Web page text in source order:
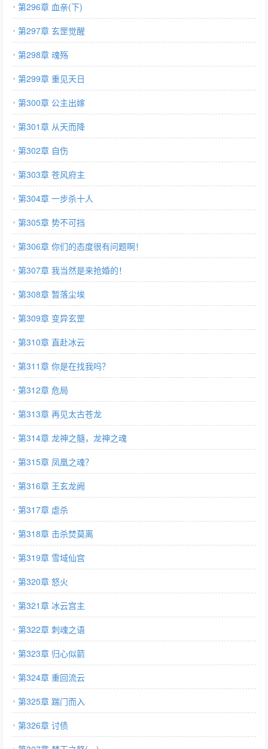
第296章 血亲(下)
第297章 玄罡觉醒
第298章 魂殇
第299章 重见天日
第300章 公主出嫁
第301章 从天而降
第302章 自伤
第303章 苍风府主
第304章 一步杀十人
第305章 势不可挡
第306章 你们的态度很有问题啊！
第307章 我当然是来抢婚的！
第308章 暂落尘埃
第309章 变异玄罡
第310章 直赴冰云
第311章 你是在找我吗？
第312章 危局
第313章 再见太古苍龙
第314章 龙神之髓，龙神之魂
第315章 凤凰之魂？
第316章 王玄龙阙
第317章 虐杀
第318章 击杀焚莫离
第319章 雪域仙宫
第320章 怒火
第321章 冰云宫主
第322章 刺魂之语
第323章 归心似箭
第324章 重回流云
第325章 踹门而入
第326章 讨债